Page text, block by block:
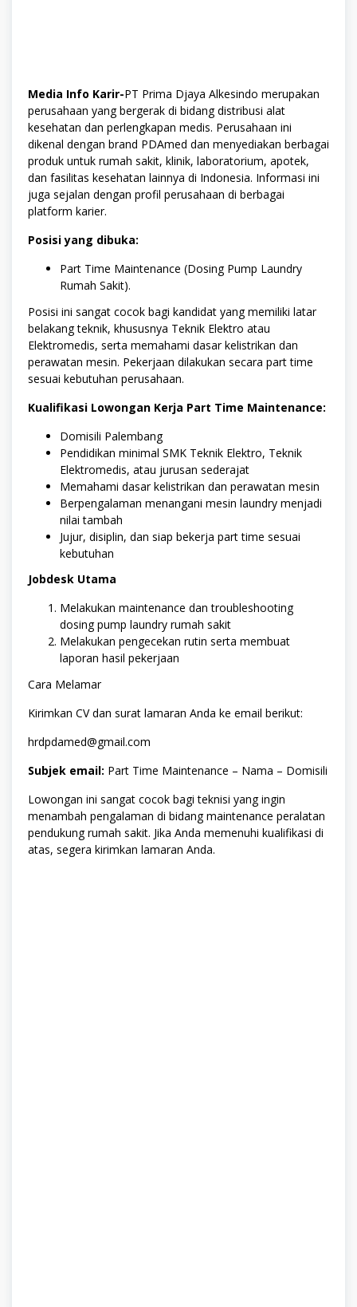
Media Info Karir-PT Prima Djaya Alkesindo merupakan
perusahaan yang bergerak di bidang distribusi alat
kesehatan dan perlengkapan medis. Perusahaan ini
dikenal dengan brand PDAmed dan menyediakan berbagai
produk untuk rumah sakit, klinik, laboratorium, apotek,
dan fasilitas kesehatan lainnya di Indonesia. Informasi ini
juga sejalan dengan profil perusahaan di berbagai
platform karier.
Posisi yang dibuka:
Part Time Maintenance (Dosing Pump Laundry
Rumah Sakit).
Posisi ini sangat cocok bagi kandidat yang memiliki latar
belakang teknik, khususnya Teknik Elektro atau
Elektromedis, serta memahami dasar kelistrikan dan
perawatan mesin. Pekerjaan dilakukan secara part time
sesuai kebutuhan perusahaan.
Kualifikasi Lowongan Kerja Part Time Maintenance:
Domisili Palembang
Pendidikan minimal SMK Teknik Elektro, Teknik
Elektromedis, atau jurusan sederajat
Memahami dasar kelistrikan dan perawatan mesin
Berpengalaman menangani mesin laundry menjadi
nilai tambah
Jujur, disiplin, dan siap bekerja part time sesuai
kebutuhan
Jobdesk Utama
Melakukan maintenance dan troubleshooting
dosing pump laundry rumah sakit
Melakukan pengecekan rutin serta membuat
laporan hasil pekerjaan
Cara Melamar
Kirimkan CV dan surat lamaran Anda ke email berikut:
hrdpdamed@gmail.com
Subjek email: Part Time Maintenance – Nama – Domisili
Lowongan ini sangat cocok bagi teknisi yang ingin
menambah pengalaman di bidang maintenance peralatan
pendukung rumah sakit. Jika Anda memenuhi kualifikasi di
atas, segera kirimkan lamaran Anda.